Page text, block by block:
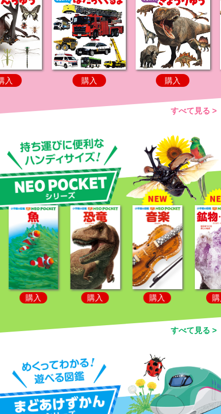
購入
購入
購入
すべて見る >
購入 購入 購入
すべて見る >